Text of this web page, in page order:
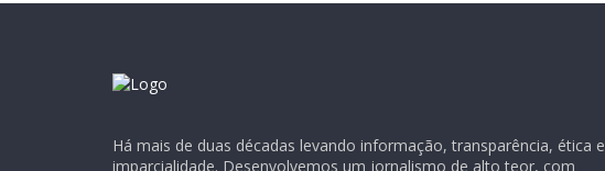
Há mais de duas décadas levando informação, transparência, ética e
imparcialidade. Desenvolvemos um jornalismo de alto teor, com